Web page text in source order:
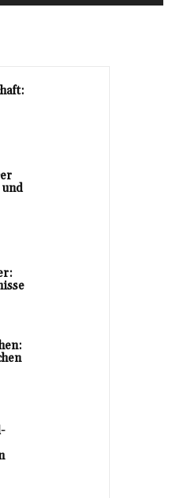
und